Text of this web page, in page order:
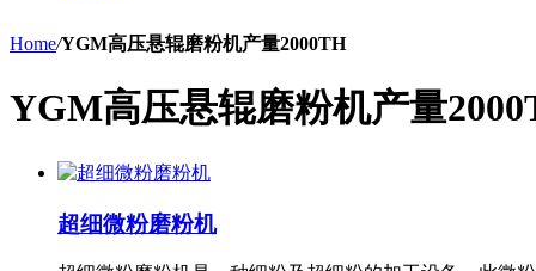
Home/YGM高压悬辊磨粉机产量2000TH
YGM高压悬辊磨粉机产量
超细微粉磨粉机